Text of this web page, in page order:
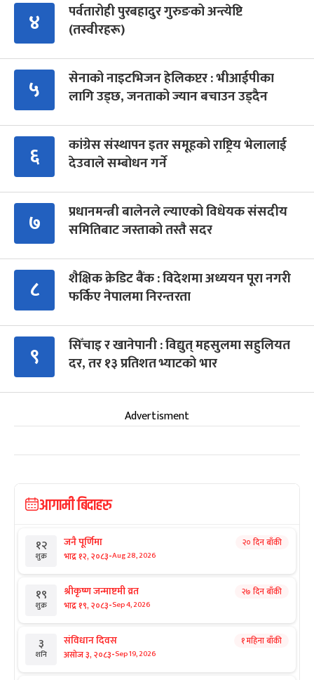
४
पर्वतारोही पुरबहादुर गुरुङको अन्त्येष्टि
(तस्वीरहरू)
५
सेनाको नाइटभिजन हेलिकप्टर : भीआईपीका
लागि उड्छ, जनताको ज्यान बचाउन उड्दैन
६
कांग्रेस संस्थापन इतर समूहको राष्ट्रिय भेलालाई
देउवाले सम्बोधन गर्ने
७
प्रधानमन्त्री बालेनले ल्याएको विधेयक संसदीय
समितिबाट जस्ताको तस्तै सदर
८
शैक्षिक क्रेडिट बैंक : विदेशमा अध्ययन पूरा नगरी
फर्किए नेपालमा निरन्तरता
९
सिँचाइ र खानेपानी : विद्युत् महसुलमा सहुलियत
दर, तर १३ प्रतिशत भ्याटको भार
Advertisment
आगामी बिदाहरु
१२
शुक्र
जनै पूर्णिमा
भाद्र १२, २०८३-Aug 28, 2026
२० दिन बाँकी
१९
शुक्र
श्रीकृष्ण जन्माष्टमी व्रत
भाद्र १९, २०८३-Sep 4, 2026
२७ दिन बाँकी
३
शनि
संविधान दिवस
असोज ३, २०८३-Sep 19, 2026
१ महिना बाँकी